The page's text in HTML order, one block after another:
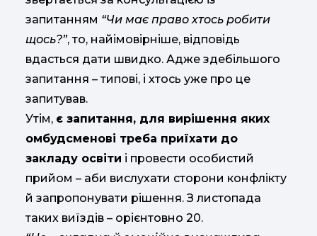
запитанням “Чи має право хтось робити
щось?”, то, найімовірніше, відповідь
вдасться дати швидко. Адже здебільшого
запитання – типові, і хтось уже про це
запитував.
Утім, є запитання, для вирішення яких
омбудсменові треба приїхати до
закладу освіти і провести особистий
прийом – аби вислухати сторони конфлікту
й запропонувати рішення. З листопада
таких виїздів – орієнтовно 20.